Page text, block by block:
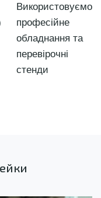
Використовуємо
професійне
обладнання та
перевірочні
стенди